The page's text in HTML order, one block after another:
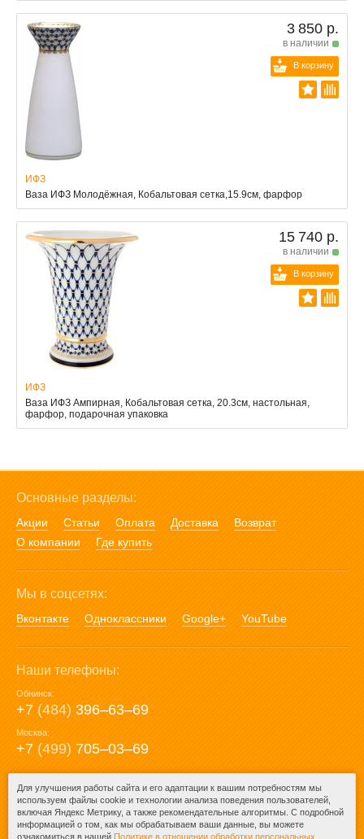
3 850 р.
в наличии
В корзину
ИФЗ
Ваза ИФЗ Молодёжная, Кобальтовая сетка,15.9см, фарфор
15 740 р.
в наличии
В корзину
ИФЗ
Ваза ИФЗ Ампирная, Кобальтовая сетка, 20.3см, настольная,
фарфор, подарочная упаковка
Основные разделы:
Акции Статьи Оплата Доставка
Возврат
О компании
Где купить
Мы в соцсетях:
Вконтакте Одноклассники Google+ YouTube
Наши телефоны:
Обнинск:
+7 (484) 396‒63‒69
Москва:
+7 (499) 705‒03‒69
E-mail:
mail@posuda40.ru
Для улучшения работы сайта и его адаптации к вашим потребностям мы
используем файлы cookie и технологии анализа поведения пользователей,
включая Яндекс Метрику, а также рекомендательные алгоритмы. С подробной
информацией о том, как мы обрабатываем ваши данные, вы можете
ознакомиться в нашей Политике в отношении обработки персональных